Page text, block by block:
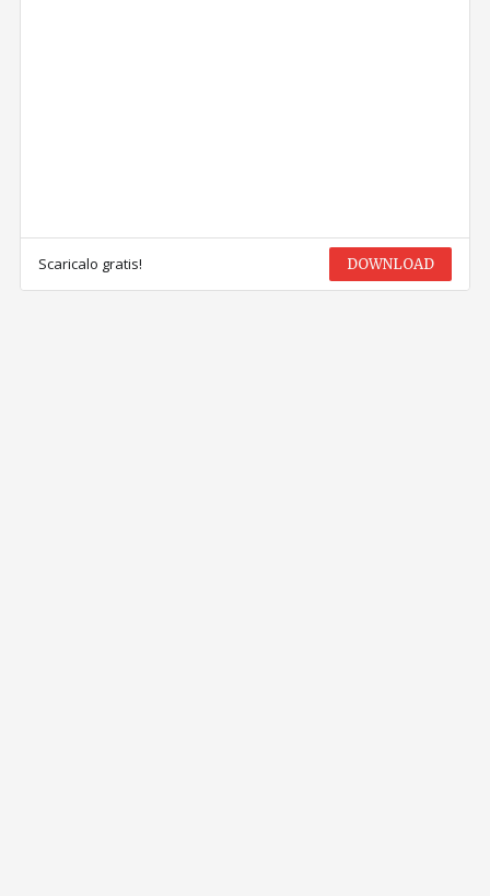
Scaricalo gratis! DOWNLOAD